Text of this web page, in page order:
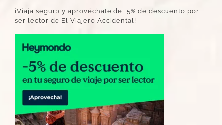
¡Viaja seguro y aprovéchate del 5% de descuento por
ser lector de El Viajero Accidental!